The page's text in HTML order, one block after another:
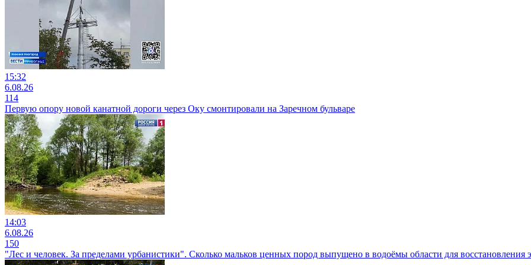
15:32
6.08.26
114
Первую опору новой канатной дороги через Оку смонтировали на Заречном бульваре
14:03
6.08.26
150
"Лес и человек. За пределами урбанистики". Сколько мальков ценных пород выпущено в водоёмы области для восстановления